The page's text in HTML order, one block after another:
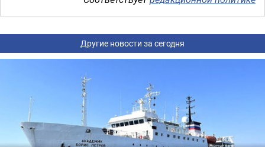
Другие новости за сегодня